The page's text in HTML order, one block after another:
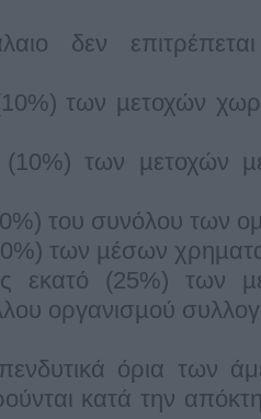
δεν
των µετοχών
(10%) των µετοχών
του συνόλου των
των µέσων
εκατό (25%) των
οργανισµού
όρια των
κατά την